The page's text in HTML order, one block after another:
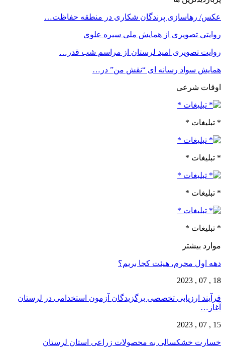
عکس/ رهاسازی پرندگان شکاری در منطقه حفاظت…
روایتی تصویری از همایش ملی سیره علوی
روایت تصویری امید لرستان از مراسم شب قدر…
همایش سواد رسانه ای “نقش من” در…
اوقات شرعی
* تبلیغات *
* تبلیغات *
* تبلیغات *
* تبلیغات *
موارد بیشتر
دهه اول محرم، هیئت کجا بریم؟
18 , 07 , 2023
فرآیند ارزیابی تخصصی برگزیدگان آزمون استخدامی در لرستان
آغاز…
15 , 07 , 2023
خسارت خشکسالی به محصولات زراعی استان لرستان